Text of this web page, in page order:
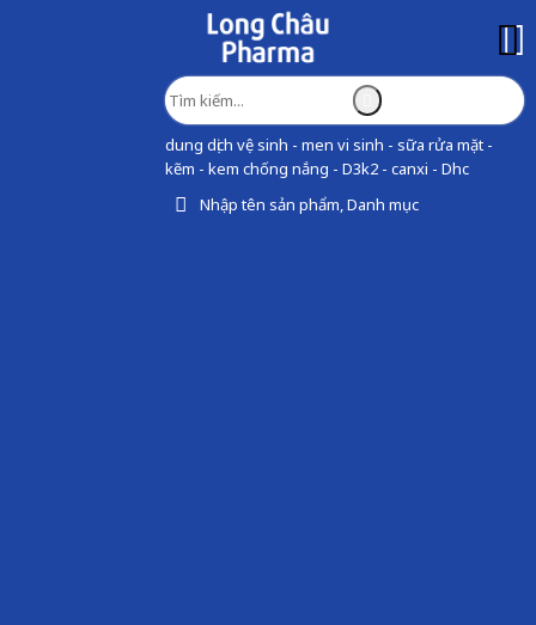
dung dịch vệ sinh - men vi sinh - sữa rửa mặt -
kẽm - kem chống nắng - D3k2 - canxi - Dhc
Nhập tên sản phẩm, Danh mục